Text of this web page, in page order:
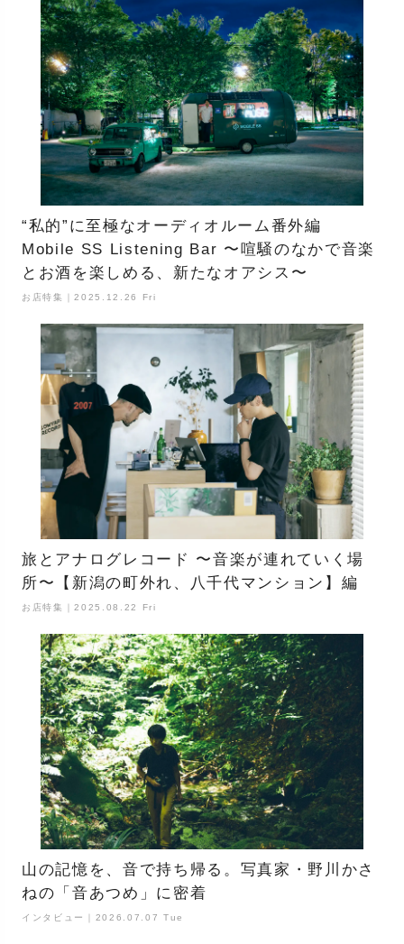
“私的”に至極なオーディオルーム番外編
Mobile SS Listening Bar 〜喧騒のなかで音楽
とお酒を楽しめる、新たなオアシス〜
お店特集｜2025.12.26 Fri
旅とアナログレコード 〜音楽が連れていく場
所〜【新潟の町外れ、八千代マンション】編
お店特集｜2025.08.22 Fri
山の記憶を、音で持ち帰る。写真家・野川かさ
ねの「音あつめ」に密着
インタビュー｜2026.07.07 Tue